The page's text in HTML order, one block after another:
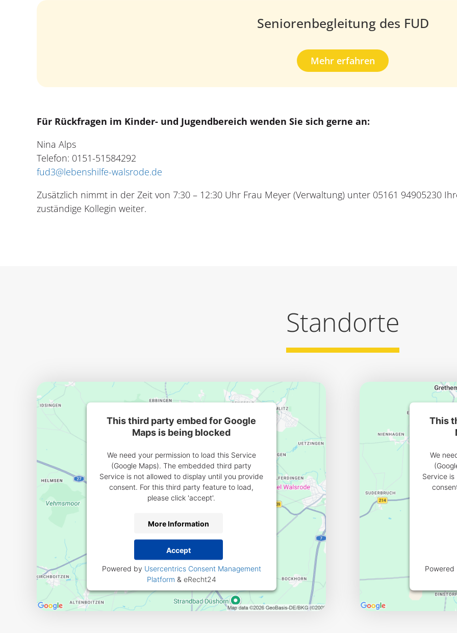
Seniorenbegleitung des FUD
Mehr erfahren
Für Rückfragen im Kinder- und Jugendbereich wenden Sie sich gerne an:
Nina Alps
Telefon: 0151-51584292
fud3@lebenshilfe-walsrode.de
Zusätzlich nimmt in der Zeit von 7:30 – 12:30 Uhr Frau Meyer (Verwaltung) unter 05161 94905230
zuständige Kollegin weiter.
Standorte
This third party embed for Google
Maps is being blocked
We need your permission to load this Service
(Google Maps). The embedded third party
Service is not allowed to display until you provide
consent. For this third party feature to load,
please click 'accept'.
More Information
Accept
Powered by Usercentrics Consent Management
Platform & eRecht24
This
We
Service